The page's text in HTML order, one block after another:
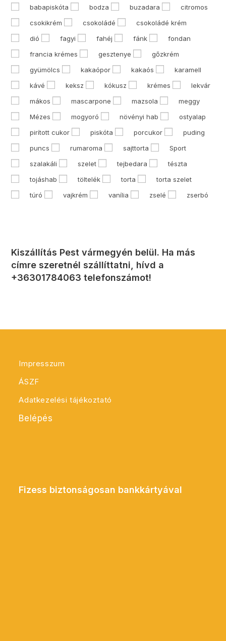
babapiskóta bodza buzadara
citromos
csokikrém
csokoládé
csokoládé krém
dió
fagyi fahéj fánk
fondan
francia krémes
gesztenye
gőzkrém
gyümölcs
kakaópor kakaós
karamell
kávé
keksz kókusz krémes
lekvár
mákos
mascarpone mazsola
meggy
Mézes
mogyoró növényi hab
ostyalap
pirított cukor
piskóta porcukor
puding
puncs
rumaroma sajttorta
Sport
szalakáli
szelet tejbedara
tészta
tojáshab
töltelék torta
torta szelet
túró
vajkrém vanília zselé zserbó
Kiszállítás Pest vármegyén belül. Ha más
címre szeretnél szállíttatni, hívd a
+36301784063 telefonszámot!
Impresszum
ÁSZF
Adatkezelési tájékoztató
Belépés
Fizess biztonságosan bankkártyával